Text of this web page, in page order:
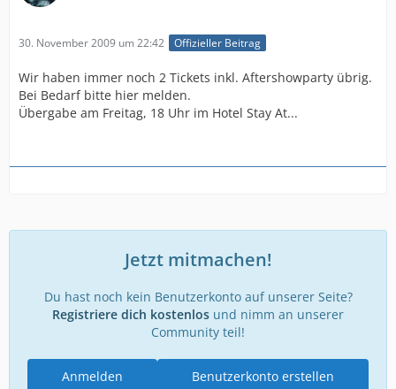
30. November 2009 um 22:42 Offizieller Beitrag
Wir haben immer noch 2 Tickets inkl. Aftershowparty übrig.
Bei Bedarf bitte hier melden.
Übergabe am Freitag, 18 Uhr im Hotel Stay At...
Jetzt mitmachen!
Du hast noch kein Benutzerkonto auf unserer Seite?
Registriere dich kostenlos und nimm an unserer
Community teil!
Benutzerkonto erstellen
Anmelden